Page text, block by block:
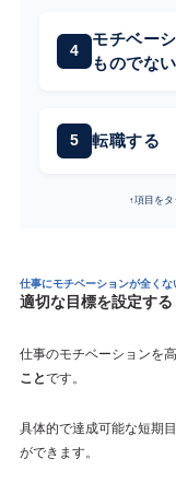
モチベー
ものでな
転職する
↑項目を
仕事にモチベーションが全く
適切な目標を設定する
仕事のモチベーションを
ことです。
具体的で達成可能な短期
ができます。